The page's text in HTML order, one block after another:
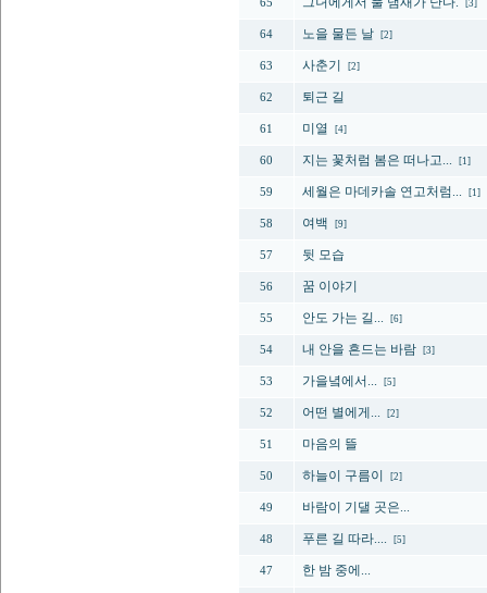
65 [3]
64 노을 물든 날 [2]
63 사춘기 [2]
62 퇴근 길
61 미열 [4]
60 지는 꽃처럼 봄은 떠나고... [1]
59 세월은 마데카솔 연고처럼... [1]
58 여백 [9]
57 뒷 모습
56 꿈 이야기
55 안도 가는 길... [6]
54 내 안을 흔드는 바람 [3]
53 가을녘에서... [5]
52 어떤 별에게... [2]
51 마음의 뜰
50 하늘이 구름이 [2]
49 바람이 기댈 곳은...
48 푸른 길 따라.... [5]
47 한 밤 중에...